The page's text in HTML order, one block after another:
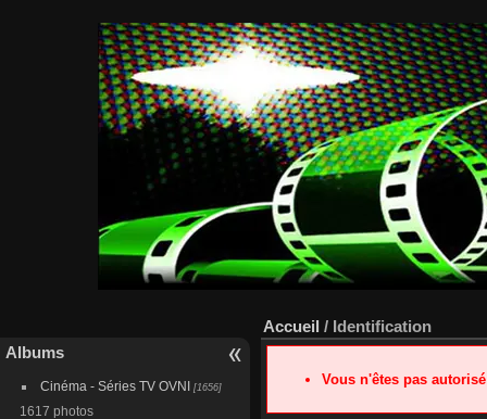
Albums
Cinéma - Séries TV OVNI [1656]
1617 photos
Accueil / Identification
Vous n'êtes pas